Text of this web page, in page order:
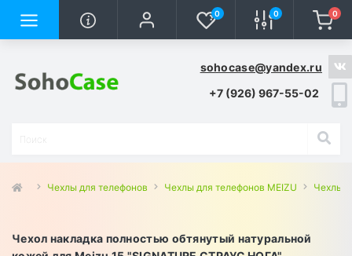
0 0 0
sohocase@yandex.ru
+7 (926) 967-55-02
Чехлы для телефонов Чехлы для телефонов MEIZU Чехлы
Чехол накладка полностью обтянутый натуральной